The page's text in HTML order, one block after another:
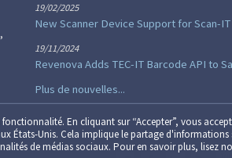
fonctionnalité. En cliquant sur “Accepter”, vous
États-Unis. Cela implique le partage
de médias sociaux. Pour en savoir plus, lisez
,
19/02/2025
New Scanner Device Support for Scan-
19/11/2024
Revenova Adds TEC-IT Barcode API to
Plus de nouvelles...